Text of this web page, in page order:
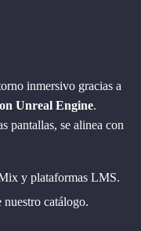
inmersivo gracias a
Unreal Engine.
pantallas, se alinea con
y plataformas LMS.
nuestro catálogo.